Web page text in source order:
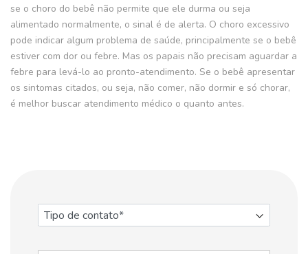
se o choro do bebê não permite que ele durma ou seja
alimentado normalmente, o sinal é de alerta. O choro excessivo
pode indicar algum problema de saúde, principalmente se o bebê
estiver com dor ou febre. Mas os papais não precisam aguardar a
febre para levá-lo ao pronto-atendimento. Se o bebê apresentar
os sintomas citados, ou seja, não comer, não dormir e só chorar,
é melhor buscar atendimento médico o quanto antes.